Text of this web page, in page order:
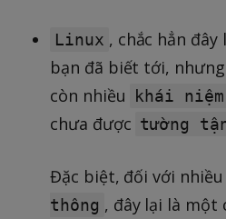
Linux , chắc hẳn
bạn đã biết tới,
còn nhiều
khái niệm
chưa được tường
Đặc biệt, đối với nhiều
thông , đây lại là một